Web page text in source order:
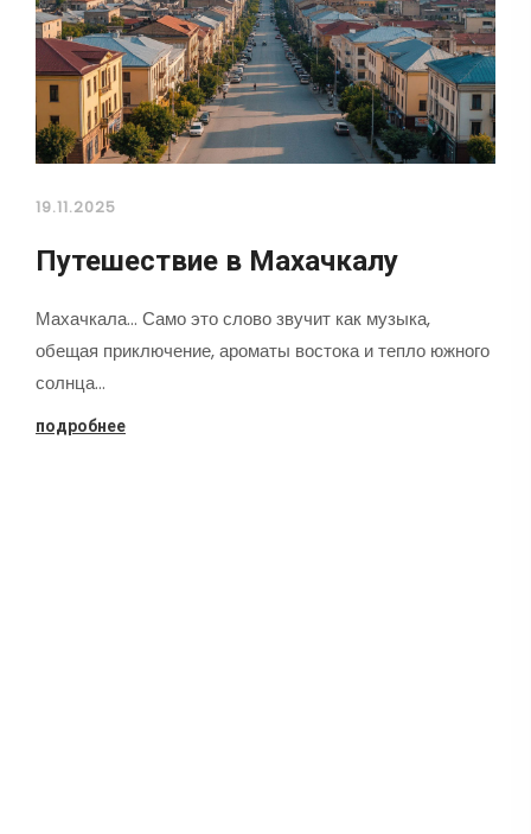
19.11.2025
Путешествие в Махачкалу
Махачкала... Само это слово звучит как музыка,
обещая приключение, ароматы востока и тепло южного
солнца…
подробнее